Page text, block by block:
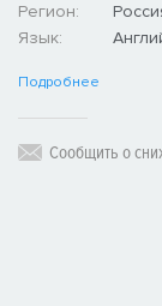
Регион:
Язык:
Подробнее
Сообщить о